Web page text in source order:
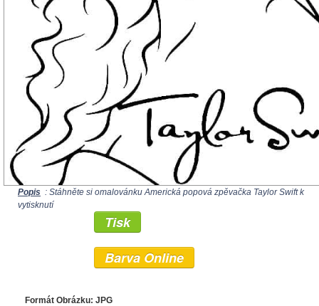
Popis : Stáhněte si omalovánku Americká popová zpěvačka Taylor Swift k
vytisknutí
Tisk
Barva Online
Formát Obrázku: JPG